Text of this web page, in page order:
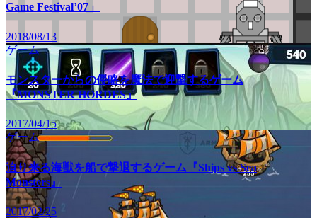
Game Festival’07」
2018/08/13
ゲーム
モンスターからの侵略を魔法で迎撃するゲーム
『MONSTER HORDES』
2017/04/15
ゲーム
迫り来る海獣を船で撃退するゲーム『Ships vs Sea
Monsters』
2017/02/25